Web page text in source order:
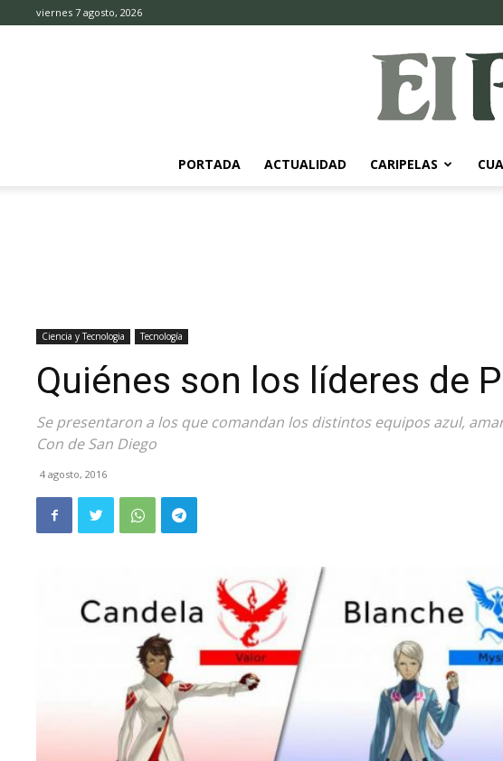
viernes 7 agosto, 2026
PORTADA ACTUALIDAD CARIPELAS
Ciencia y Tecnologia Tecnología
Quiénes son los líderes de
Se presentaron a los que comandan los distintos equipos azul,
Con de San Diego
4 agosto, 2016